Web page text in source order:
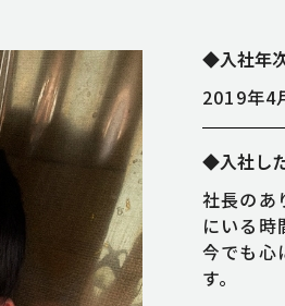
◆入社年
2019年4
◆入社し
社長のあ
にいる時
今でも心
す。